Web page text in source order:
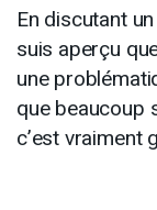
En discutant
suis aperçu
une
que beaucoup
c’est vraiment